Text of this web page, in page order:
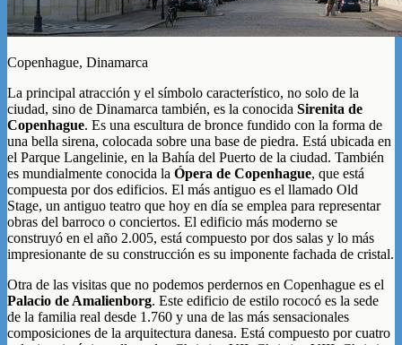
Copenhague, Dinamarca
La principal atracción y el símbolo característico, no solo de la
ciudad, sino de Dinamarca también, es la conocida Sirenita de
Copenhague. Es una escultura de bronce fundido con la forma de
una bella sirena, colocada sobre una base de piedra. Está ubicada en
el Parque Langelinie, en la Bahía del Puerto de la ciudad. También
es mundialmente conocida la Ópera de Copenhague, que está
compuesta pordos edificios. El más antiguo es el llamado Old
Stage, un antiguo teatro que hoy en día se emplea para representar
obras del barroco o conciertos. El edificio más moderno se
construyó en el año 2.005, está compuesto por dos salas y lo más
impresionante de su construcción es su imponente fachada de cristal.
Otra de las visitas que no podemos perdernos en Copenhague es el
Palacio de Amalienborg. Este edificio de estilo rococó es la sede
de la familia real desde 1.760 y una de las más sensacionales
composiciones de la arquitectura danesa. Está compuesto por cuatro